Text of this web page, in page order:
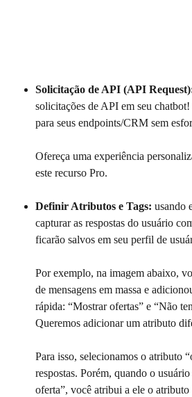
Solicitação de API (API
solicitações de API em seu
para seus endpoints/CRM sem
​Ofereça uma experiência
este recurso Pro.
Definir Atributos e Tags: usando
capturar as respostas do usuário
ficarão salvos em seu perfil de
Por exemplo, na imagem abaixo,
de mensagens em massa e
rápida: “Mostrar ofertas” e “Não
Queremos adicionar um atributo
Para isso, selecionamos o atributo
respostas. Porém, quando o
oferta”, você atribui a ele o